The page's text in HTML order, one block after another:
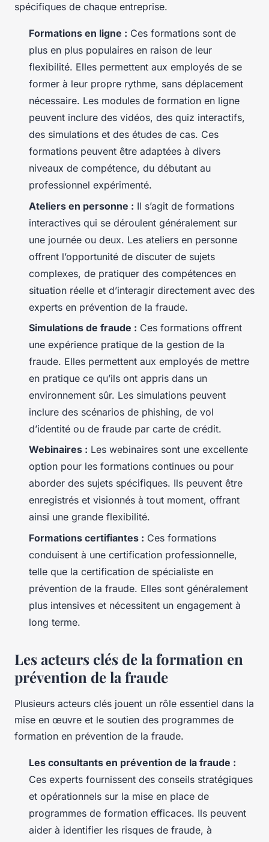
spécifiques de chaque entreprise.
Formations en ligne : Ces formations sont de
plus en plus populaires en raison de leur
flexibilité. Elles permettent aux employés de se
former à leur propre rythme, sans déplacement
nécessaire. Les modules de formation en ligne
peuvent inclure des vidéos, des quiz interactifs,
des simulations et des études de cas. Ces
formations peuvent être adaptées à divers
niveaux de compétence, du débutant au
professionnel expérimenté.
Ateliers en personne : Il s’agit de formations
interactives qui se déroulent généralement sur
une journée ou deux. Les ateliers en personne
offrent l’opportunité de discuter de sujets
complexes, de pratiquer des compétences en
situation réelle et d’interagir directement avec des
experts en prévention de la fraude.
Simulations de fraude : Ces formations offrent
une expérience pratique de la gestion de la
fraude. Elles permettent aux employés de mettre
en pratique ce qu’ils ont appris dans un
environnement sûr. Les simulations peuvent
inclure des scénarios de phishing, de vol
d’identité ou de fraude par carte de crédit.
Webinaires : Les webinaires sont une excellente
option pour les formations continues ou pour
aborder des sujets spécifiques. Ils peuvent être
enregistrés et visionnés à tout moment, offrant
ainsi une grande flexibilité.
Formations certifiantes : Ces formations
conduisent à une certification professionnelle,
telle que la certification de spécialiste en
prévention de la fraude. Elles sont généralement
plus intensives et nécessitent un engagement à
long terme.
Les acteurs clés de la formation en
prévention de la fraude
Plusieurs acteurs clés jouent un rôle essentiel dans la
mise en œuvre et le soutien des programmes de
formation en prévention de la fraude.
Les consultants en prévention de la fraude :
Ces experts fournissent des conseils stratégiques
et opérationnels sur la mise en place de
programmes de formation efficaces. Ils peuvent
aider à identifier les risques de fraude, à